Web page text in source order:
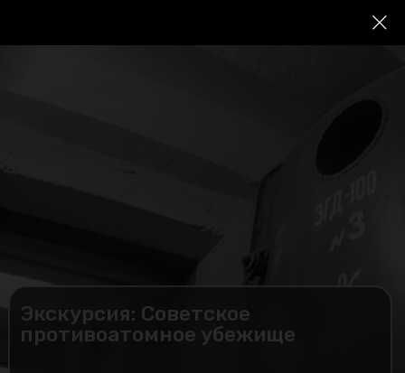
Экскурсия: Советское
противоатомное убежище